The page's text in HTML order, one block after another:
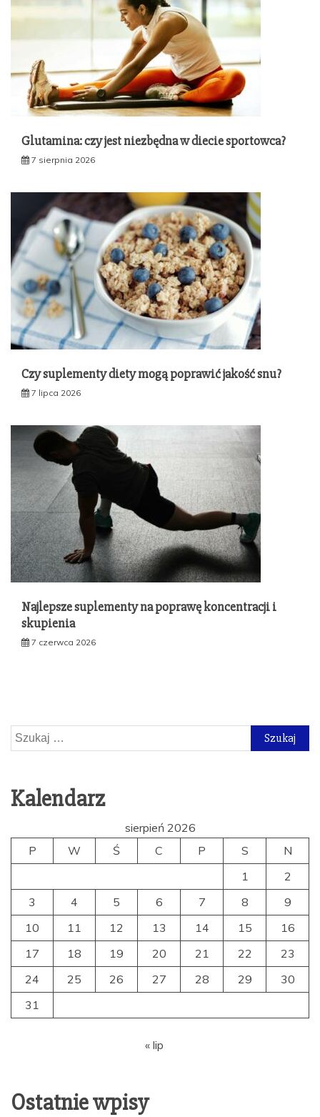
Glutamina: czy jest niezbędna w diecie sportowca?
7 sierpnia 2026
Czy suplementy diety mogą poprawić jakość snu?
7 lipca 2026
Najlepsze suplementy na poprawę koncentracji i
skupienia
7 czerwca 2026
Szukaj:
Kalendarz
sierpień 2026
P
W Ś C P S
N
1
2
3
4 5 6 7 8
9
10
11 12 13 14 15
16
17
18 19 20 21 22
23
24
25 26 27 28 29
30
31
« lip
Ostatnie wpisy